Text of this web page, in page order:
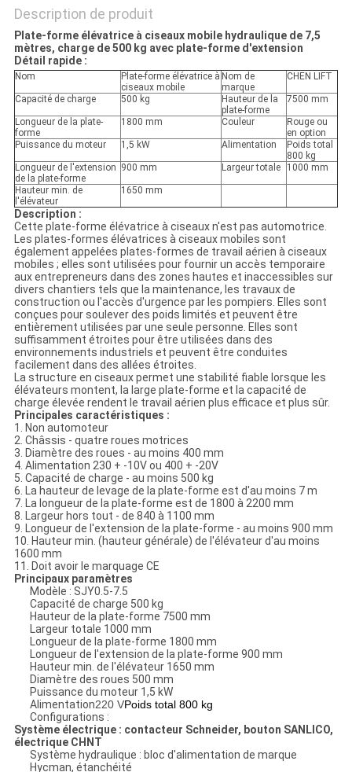
Description de produit
Plate-forme élévatrice à ciseaux mobile hydraulique de 7,5
mètres, charge de 500 kg avec plate-forme d'extension​
Détail rapide :
Nom
Plate-forme élévatrice à
ciseaux mobile
Nom de
marque
CHEN LIFT
Capacité de charge 500 kg
Hauteur de la
plate-forme
7500 mm
Longueur de la plate-
forme
1800 mm Couleur
Rouge ou
en option
Puissance du moteur
1,5 kW Alimentation
Poids total
800 kg
Longueur de l'extension
de la plate-forme
900 mm Largeur totale 1000 mm
Hauteur min. de
l'élévateur
1650 mm
Description :
Cette plate-forme élévatrice à ciseaux n'est pas automotrice.
Les plates-formes élévatrices à ciseaux mobiles sont
également appelées plates-formes de travail aérien à ciseaux
mobiles ; elles sont utilisées pour fournir un accès temporaire
aux entrepreneurs dans des zones hautes et inaccessibles sur
divers chantiers tels que la maintenance, les travaux de
construction ou l'accès d'urgence par les pompiers. Elles sont
conçues pour soulever des poids limités et peuvent être
entièrement utilisées par une seule personne. Elles sont
suffisamment étroites pour être utilisées dans des
environnements industriels et peuvent être conduites
facilement dans des allées étroites.
La structure en ciseaux permet une stabilité fiable lorsque les
élévateurs montent, la large plate-forme et la capacité de
charge élevée rendent le travail aérien plus efficace et plus sûr.
Principales caractéristiques :
1. Non automoteur
2. Châssis - quatre roues motrices
3. Diamètre des roues - au moins 400 mm
4. Alimentation 230 + -10V ou 400 + -20V
5. Capacité de charge - au moins 500 kg
6. La hauteur de levage de la plate-forme est d'au moins 7 m
7. La longueur de la plate-forme est de 1800 à 2200 mm
8. Largeur hors tout - de 840 à 1100 mm
9. Longueur de l'extension de la plate-forme - au moins 900 mm
10. Hauteur min. (hauteur générale) de l'élévateur d'au moins
1600 mm
11. Doit avoir le marquage CE
Principaux paramètres
Modèle : SJY0.5-7.5
Capacité de charge 500 kg
Hauteur de la plate-forme 7500 mm
Largeur totale 1000 mm
Longueur de la plate-forme 1800 mm
Longueur de l'extension de la plate-forme 900 mm
Hauteur min. de l'élévateur 1650 mm
Diamètre des roues 500 mm
Puissance du moteur 1,5 kW
Alimentation220 VPoids total 800 kg
Configurations :
Système électrique : contacteur Schneider, bouton SANLICO,
électrique CHNT
Système hydraulique : bloc d'alimentation de marque
Hycman, étanchéité